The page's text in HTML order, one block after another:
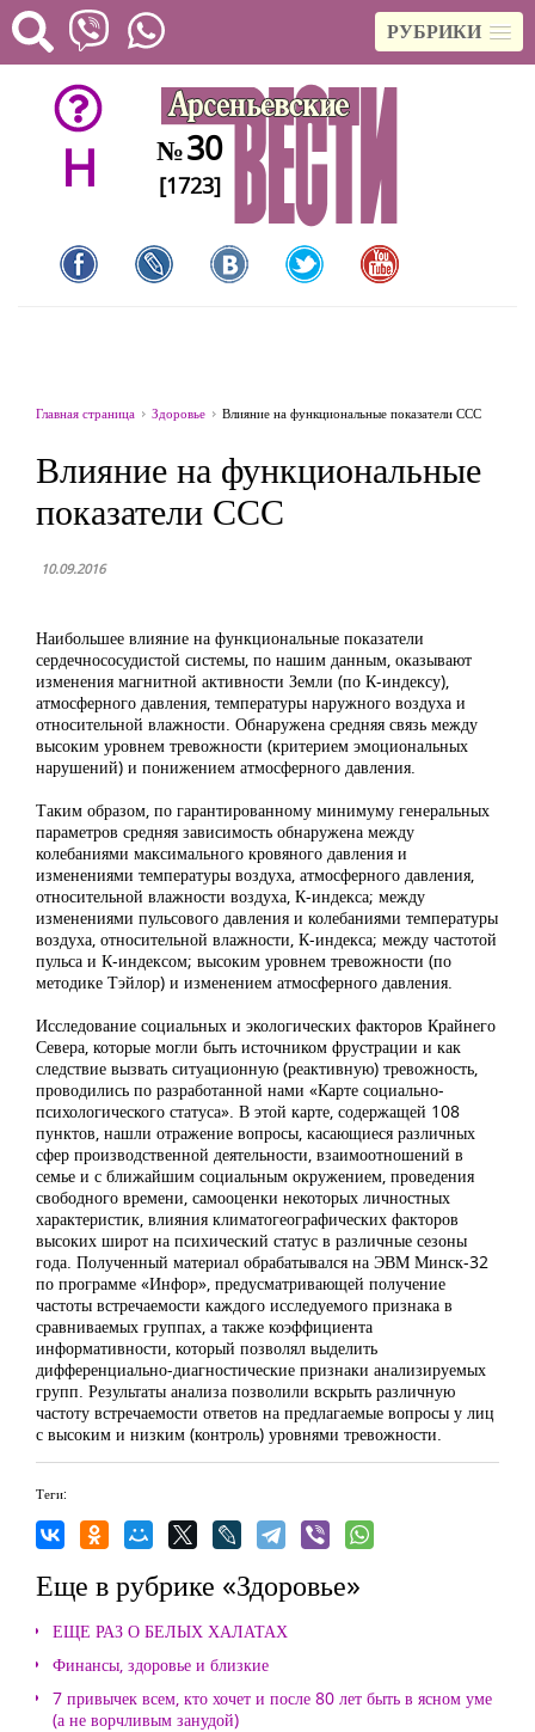
РУБРИКИ
H №30
[1723]
Главная страница Здоровье Влияние на функциональные показатели ССС
Влияние на функциональные
показатели ССС
10.09.2016
Наибольшее влияние на функциональные показатели
сердечнососудистой системы, по нашим данным, оказывают
изменения магнитной активности Земли (по К-индексу),
атмосферного давления, температуры наружного воздуха и
относительной влажности. Обнаружена средняя связь между
высоким уровнем тревожности (критерием эмоциональных
нарушений) и понижением атмосферного давления.
Таким образом, по гарантированному минимуму генеральных
параметров средняя зависимость обнаружена между
колебаниями максимального кровяного давления и
изменениями температуры воздуха, атмосферного давления,
относительной влажности воздуха, К-индекса; между
изменениями пульсового давления и колебаниями температуры
воздуха, относительной влажности, К-индекса; между частотой
пульса и К-индексом; высоким уровнем тревожности (по
методике Тэйлор) и изменением атмосферного давления.
Исследование социальных и экологических факторов Крайнего
Севера, которые могли быть источником фрустрации и как
следствие вызвать ситуационную (реактивную) тревожность,
проводились по разработанной нами «Карте социально-
психологического статуса». В этой карте, содержащей 108
пунктов, нашли отражение вопросы, касающиеся различных
сфер производственной деятельности, взаимоотношений в
семье и с ближайшим социальным окружением, проведения
свободного времени, самооценки некоторых личностных
характеристик, влияния климатогеографических факторов
высоких широт на психический статус в различные сезоны
года. Полученный материал обрабатывался на ЭВМ Минск-32
по программе «Инфор», предусматривающей получение
частоты встречаемости каждого исследуемого признака в
сравниваемых группах, а также коэффициента
информативности, который позволял выделить
дифференциально-диагностические признаки анализируемых
групп. Результаты анализа позволили вскрыть различную
частоту встречаемости ответов на предлагаемые вопросы у лиц
с высоким и низким (контроль) уровнями тревожности.
Теги:
Еще в рубрике «Здоровье»
ЕЩЕ РАЗ О БЕЛЫХ ХАЛАТАХ
Финансы, здоровье и близкие
7 привычек всем, кто хочет и после 80 лет быть в ясном уме
(а не ворчливым занудой)